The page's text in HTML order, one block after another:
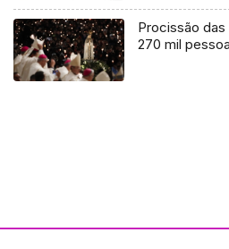
Procissão
270 mil